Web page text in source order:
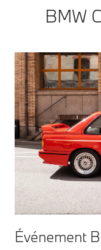
BMW
Événement